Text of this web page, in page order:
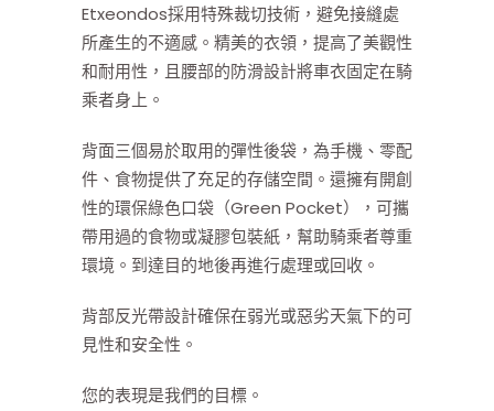
Etxeondos採用特殊裁切技術，避免接縫處
所產生的不適感。精美的衣領，提高了美觀性
和耐用性，且腰部的防滑設計將車衣固定在騎
乘者身上。
背面三個易於取用的彈性後袋，為手機、零配
件、食物提供了充足的存儲空間。還擁有開創
性的環保綠色口袋（Green Pocket），可攜
帶用過的食物或凝膠包裝紙，幫助騎乘者尊重
環境。到達目的地後再進行處理或回收。
背部反光帶設計確保在弱光或惡劣天氣下的可
見性和安全性。
您的表現是我們的目標。